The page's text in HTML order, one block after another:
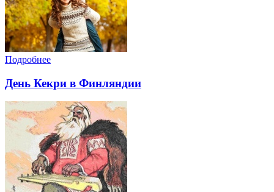
Подробнее
День Кекри в Финляндии